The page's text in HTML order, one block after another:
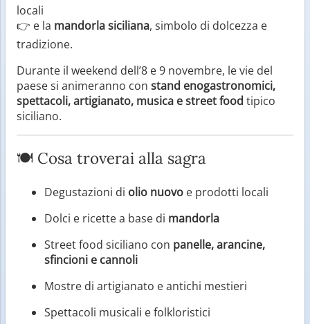
locali
👉 e la mandorla siciliana, simbolo di dolcezza e
tradizione.
Durante il weekend dell’8 e 9 novembre, le vie del
paese si animeranno con stand enogastronomici,
spettacoli, artigianato, musica e street food tipico
siciliano.
🍽️ Cosa troverai alla sagra
Degustazioni di olio nuovo e prodotti locali
Dolci e ricette a base di mandorla
Street food siciliano con panelle, arancine,
sfincioni e cannoli
Mostre di artigianato e antichi mestieri
Spettacoli musicali e folkloristici